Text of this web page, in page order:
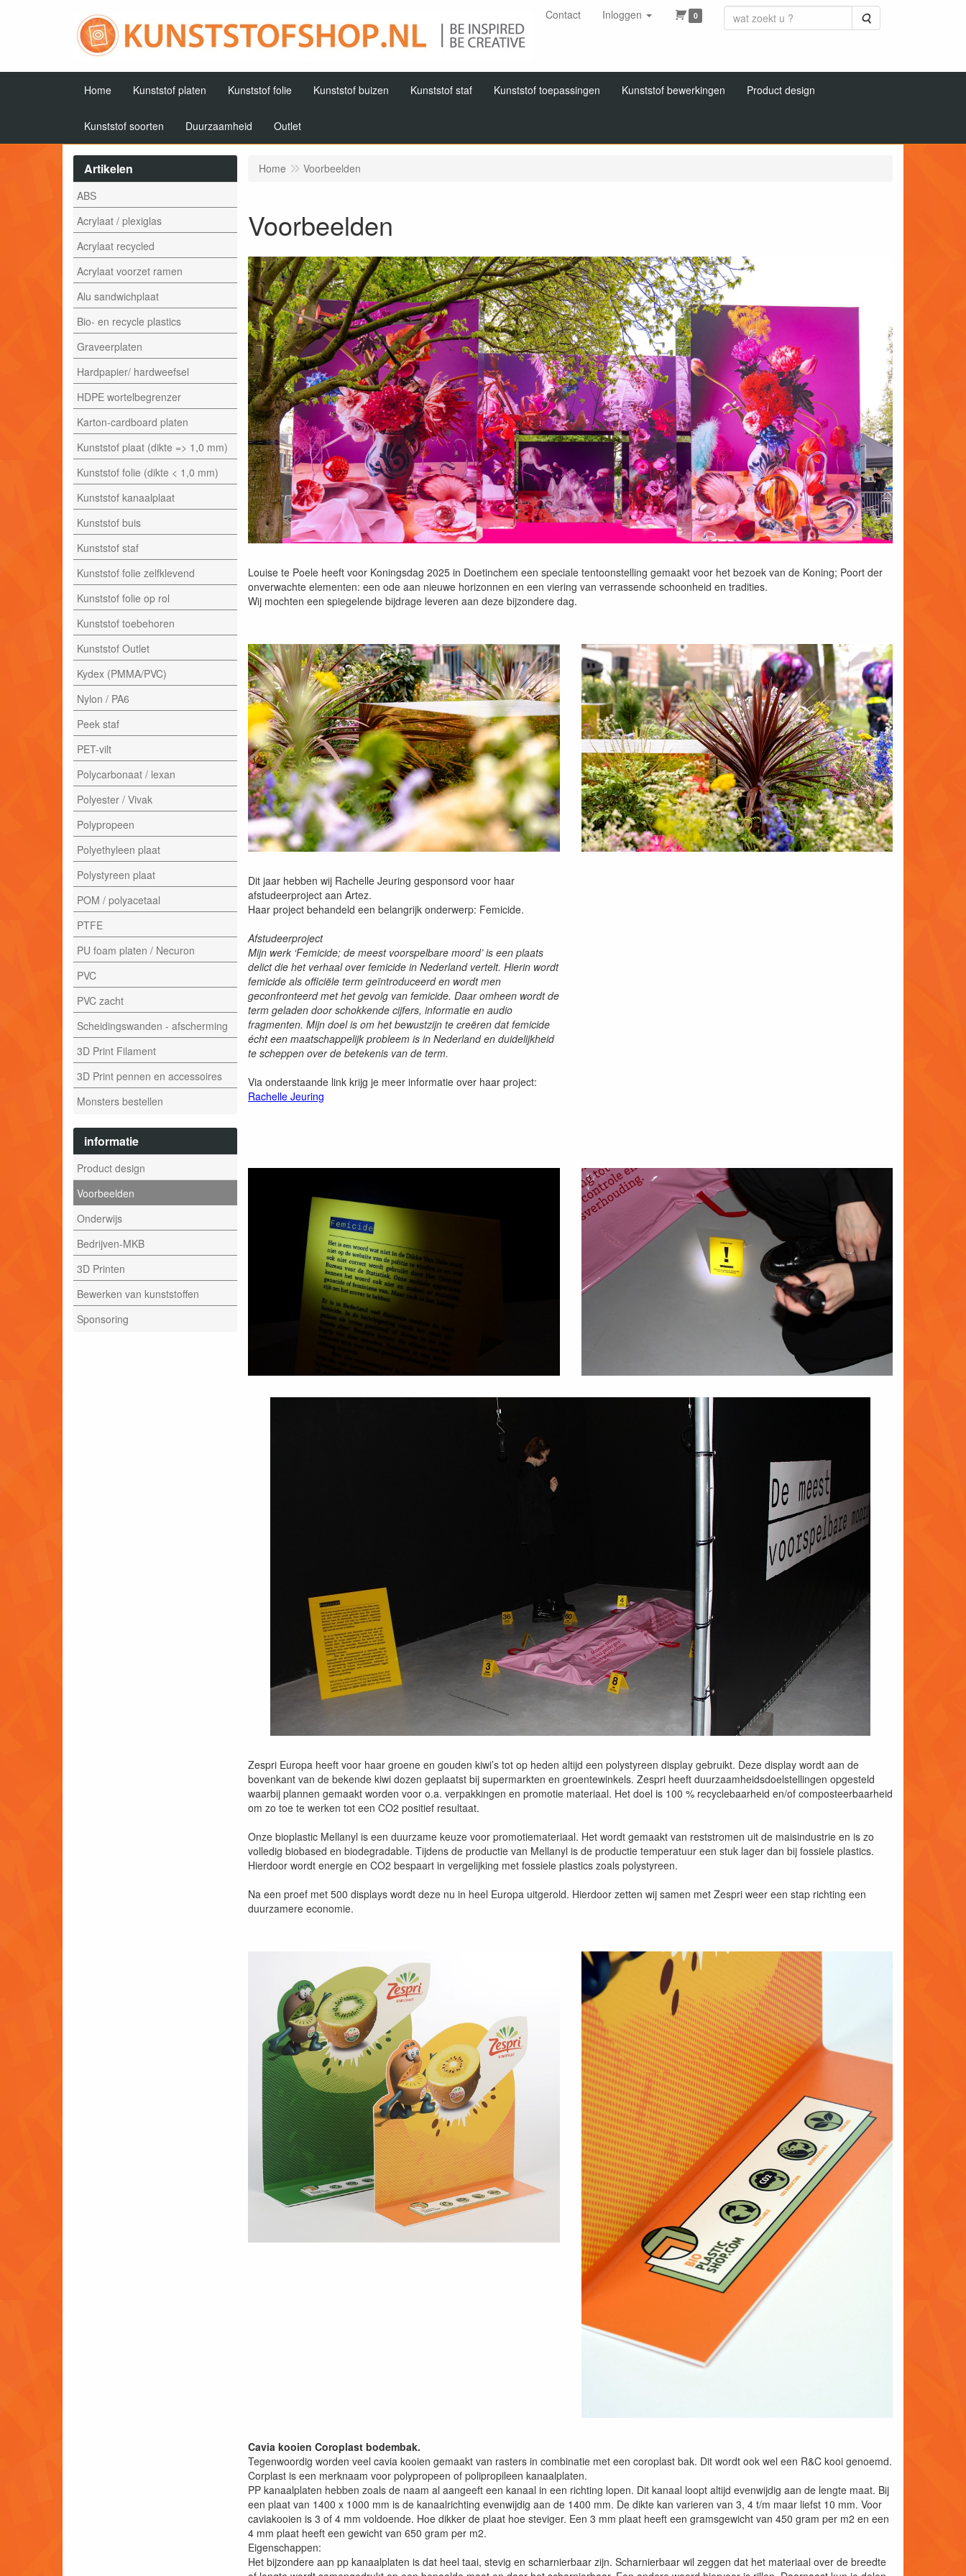
Contact Inloggen 0 Zoeken
Home Kunststof platen Kunststof folie Kunststof buizen Kunststof staf Kunststof toepassingen Kunststof bewerkingen Product design
Kunststof soorten Duurzaamheid Outlet
Artikelen
ABS
Acrylaat / plexiglas
Acrylaat recycled
Acrylaat voorzet ramen
Alu sandwichplaat
Bio- en recycle plastics
Graveerplaten
Hardpapier/ hardweefsel
HDPE wortelbegrenzer
Karton-cardboard platen
Kunststof plaat (dikte => 1,0 mm)
Kunststof folie (dikte < 1,0 mm)
Kunststof kanaalplaat
Kunststof buis
Kunststof staf
Kunststof folie zelfklevend
Kunststof folie op rol
Kunststof toebehoren
Kunststof Outlet
Kydex (PMMA/PVC)
Nylon / PA6
Peek staf
PET-vilt
Polycarbonaat / lexan
Polyester / Vivak
Polypropeen
Polyethyleen plaat
Polystyreen plaat
POM / polyacetaal
PTFE
PU foam platen / Necuron
PVC
PVC zacht
Scheidingswanden - afscherming
3D Print Filament
3D Print pennen en accessoires
Monsters bestellen
informatie
Product design
Voorbeelden
Onderwijs
Bedrijven-MKB
3D Printen
Bewerken van kunststoffen
Sponsoring
Home Voorbeelden
Voorbeelden
Louise te Poele heeft voor Koningsdag 2025 in Doetinchem een speciale tentoonstelling gemaakt voor het bezoek van de Koning; Poort der
onverwachte elementen: een ode aan nieuwe horizonnen en een viering van verrassende schoonheid en tradities.
Wij mochten een spiegelende bijdrage leveren aan deze bijzondere dag.
Dit jaar hebben wij Rachelle Jeuring gesponsord voor haar
afstudeerproject aan Artez.
Haar project behandeld een belangrijk onderwerp: Femicide.
Afstudeerproject
Mijn werk ‘Femicide; de meest voorspelbare moord’ is een plaats
delict die het verhaal over femicide in Nederland vertelt. Hierin wordt
femicide als officiële term geïntroduceerd en wordt men
geconfronteerd met het gevolg van femicide. Daar omheen wordt de
term geladen door schokkende cijfers, informatie en audio
fragmenten. Mijn doel is om het bewustzijn te creëren dat femicide
écht een maatschappelijk probleem is in Nederland en duidelijkheid
te scheppen over de betekenis van de term.
Via onderstaande link krijg je meer informatie over haar project:
Rachelle Jeuring
Zespri Europa heeft voor haar groene en gouden kiwi’s tot op heden altijd een polystyreen display gebruikt. Deze display wordt aan de
bovenkant van de bekende kiwi dozen geplaatst bij supermarkten en groentewinkels. Zespri heeft duurzaamheidsdoelstellingen opgesteld
waarbij plannen gemaakt worden voor o.a. verpakkingen en promotie materiaal. Het doel is 100 % recyclebaarheid en/of composteerbaarheid
om zo toe te werken tot een CO2 positief resultaat.
Onze bioplastic Mellanyl is een duurzame keuze voor promotiemateriaal. Het wordt gemaakt van reststromen uit de maisindustrie en is zo
volledig biobased en biodegradable. Tijdens de productie van Mellanyl is de productie temperatuur een stuk lager dan bij fossiele plastics.
Hierdoor wordt energie en CO2 bespaart in vergelijking met fossiele plastics zoals polystyreen.
Na een proef met 500 displays wordt deze nu in heel Europa uitgerold. Hierdoor zetten wij samen met Zespri weer een stap richting een
duurzamere economie.
Cavia kooien Coroplast bodembak.
Tegenwoordig worden veel cavia kooien gemaakt van rasters in combinatie met een coroplast bak. Dit wordt ook wel een R&C kooi genoemd.
Corplast is een merknaam voor polypropeen of polipropileen kanaalplaten.
PP kanaalplaten hebben zoals de naam al aangeeft een kanaal in een richting lopen. Dit kanaal loopt altijd evenwijdig aan de lengte maat. Bij
een plaat van 1400 x 1000 mm is de kanaalrichting evenwijdig aan de 1400 mm. De dikte kan varieren van 3, 4 t/m maar liefst 10 mm. Voor
caviakooien is 3 of 4 mm voldoende. Hoe dikker de plaat hoe steviger. Een 3 mm plaat heeft een gramsgewicht van 450 gram per m2 en een
4 mm plaat heeft een gewicht van 650 gram per m2.
Eigenschappen:
Het bijzondere aan pp kanaalplaten is dat heel taai, stevig en scharnierbaar zijn. Scharnierbaar wil zeggen dat het materiaal over de breedte